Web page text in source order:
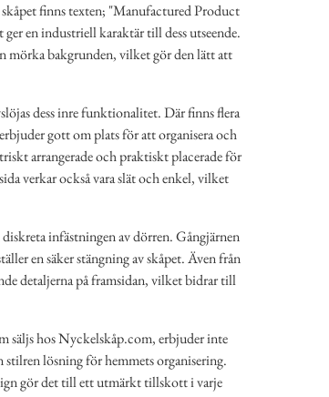
finns texten; "Manufactured Product
en industriell karaktär till dess utseende.
mörka bakgrunden, vilket gör den lätt att
dess inre funktionalitet. Där finns flera
gott om plats för att organisera och
arrangerade och praktiskt placerade för
verkar också vara slät och enkel, vilket
infästningen av dörren. Gångjärnen
en säker stängning av skåpet. Även från
detaljerna på framsidan, vilket bidrar till
säljs hos Nyckelskåp.com, erbjuder inte
stilren lösning för hemmets organisering.
gör det till ett utmärkt tillskott i varje